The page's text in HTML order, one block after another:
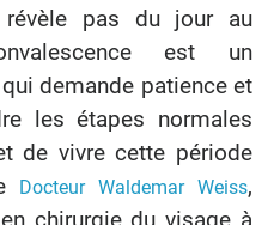
pas du jour au
est un
demande patience et
les étapes normales
de vivre cette période
Docteur Waldemar Weiss,